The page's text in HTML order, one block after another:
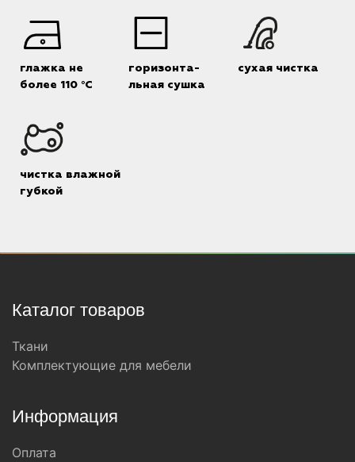
глажка не
более 110 °C
горизонта-
льная сушка
сухая чистка
чистка влажной
губкой
Каталог товаров
Ткани
Комплектующие для мебели
Информация
Оплата